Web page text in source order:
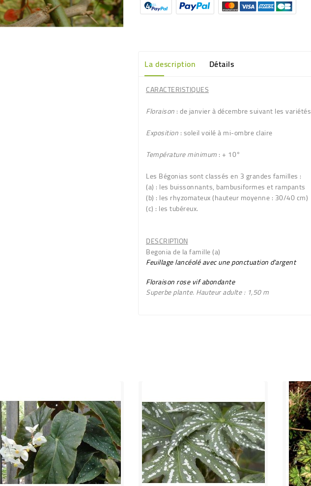
La description Détails
CARACTERISTIQUES
Floraison: de janvier à décembre suivant les variétés
Exposition: soleil voilé à mi-ombre claire
Température minimum: + 10°
Les Bégonias sont classés en 3 grandes familles :
(a) : les buissonnants, bambusiformes et rampants
(b) : les rhyzomateux (hauteur moyenne : 30/40 cm)
(c) : les tubéreux.
DESCRIPTION
Begonia de la famille (a)
Feuillage lancéolé avec une ponctuation d'argent
Floraison rose vif abondante
Superbe plante. Hauteur adulte : 1,50 m